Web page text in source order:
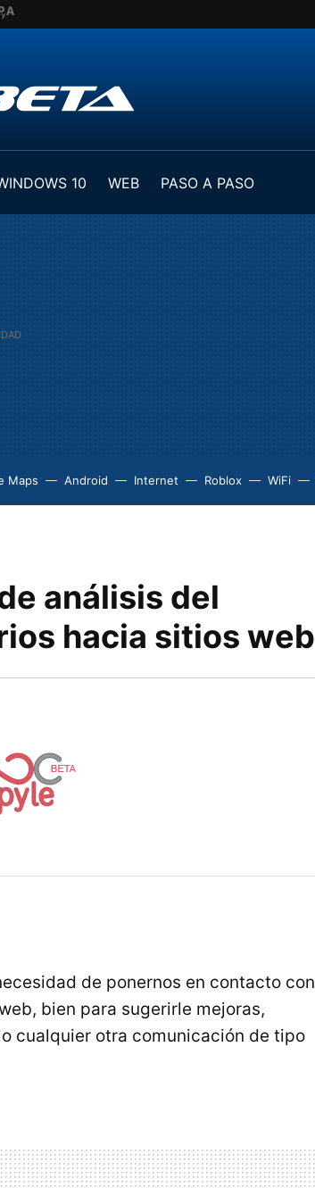
10 WEB
PASO A PASO
Maps Android Internet Roblox WiFi
análisis del
hacia sitios web
de ponernos en contacto con
bien para sugerirle mejoras,
cualquier otra comunicación de tipo